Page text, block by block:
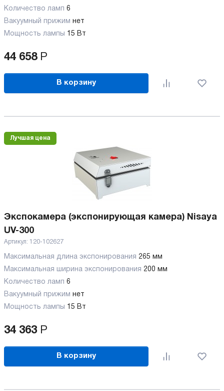
Количество ламп 6
Вакуумный прижим нет
Мощность лампы 15 Вт
44 658 Р
В корзину
Лучшая цена
Экспокамера (экспонирующая камера) Nisaya
UV-300
Артикул: 120-102627
Максимальная длина экспонирования 265 мм
Максимальная ширина экспонирования 200 мм
Количество ламп 6
Вакуумный прижим нет
Мощность лампы 15 Вт
34 363 Р
В корзину